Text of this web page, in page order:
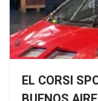
EL CORSI